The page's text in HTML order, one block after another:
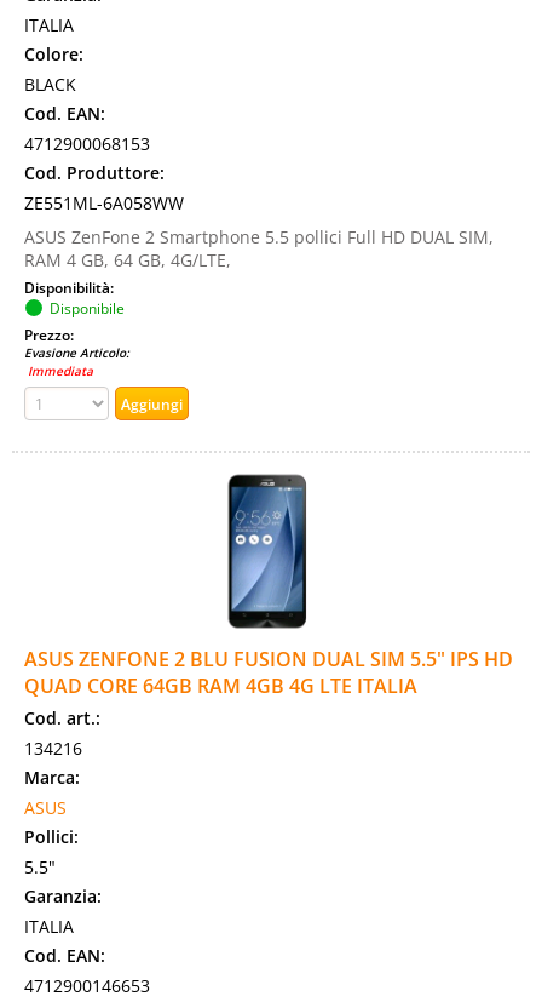
ITALIA
Colore:
BLACK
Cod. EAN:
4712900068153
Cod. Produttore:
ZE551ML-6A058WW
ASUS ZenFone 2 Smartphone 5.5 pollici Full HD DUAL SIM,
RAM 4 GB, 64 GB, 4G/LTE,
Disponibilità:
Disponibile
Prezzo:
Evasione Articolo:
Immediata
ASUS ZENFONE 2 BLU FUSION DUAL SIM 5.5" IPS HD
QUAD CORE 64GB RAM 4GB 4G LTE ITALIA
Cod. art.:
134216
Marca:
ASUS
Pollici:
5.5"
Garanzia:
ITALIA
Cod. EAN:
4712900146653